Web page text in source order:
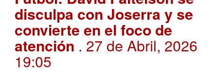
disculpa con Joserra y se
convierte en el foco de
atención . 27 de Abril, 2026
19:05